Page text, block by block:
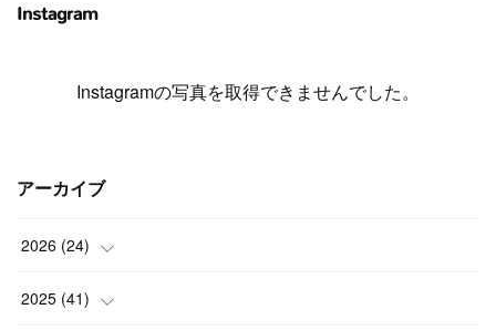
Instagram
Instagramの写真を取得できませんでした。
アーカイブ
2026 (24)
(1)
2025 (41)